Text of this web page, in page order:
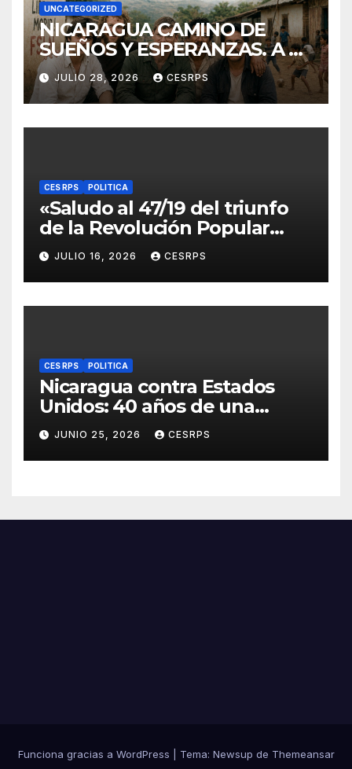
UNCATEGORIZED
NICARAGUA CAMINO DE
SUEÑOS Y ESPERANZAS. A 40
años de La Zompopera,
donde cayeron nuestros
compañeros
internacionalistas.
JULIO 28, 2026 CESRPS
CES RPS POLITICA
«Saludo al 47/19 del triunfo
de la Revolución Popular
Sandinista : Siempre + allá!»
JULIO 16, 2026 CESRPS
CES RPS POLITICA
Nicaragua contra Estados
Unidos: 40 años de una
sentencia histórica que sigue
esperando justicia
JUNIO 25, 2026 CESRPS
Funciona gracias a WordPress Tema: Newsup de Themeansar